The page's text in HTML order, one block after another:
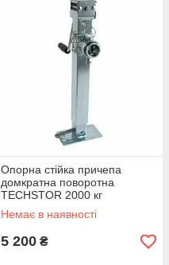
Опорна стійка причепа
домкратна поворотна
TECHSTOR 2000 кг
Немає в наявності
5 200 ₴